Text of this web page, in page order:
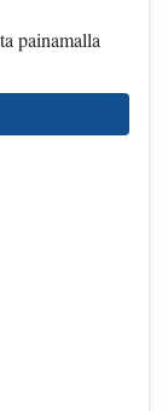
painamalla